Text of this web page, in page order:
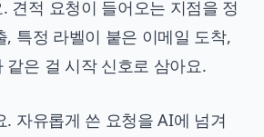
견적 요청이 들어오는 지점을 정
, 특정 라벨이 붙은 이메일 도착,
같은 걸 시작 신호로 삼아요.
. 자유롭게 쓴 요청을 AI에 넘겨